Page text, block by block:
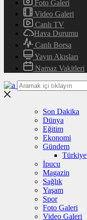
Foto Galeri
Video Galeri
Canlı TV
Hava Durumu
Canlı Borsa
Yayın Akışları
Namaz Vakitleri
Son Dakika
Dünya
Eğitim
Ekonomi
Gündem
Türkiye
İpucu
Magazin
Sağlık
Yaşam
Spor
Foto Galeri
Video Galeri